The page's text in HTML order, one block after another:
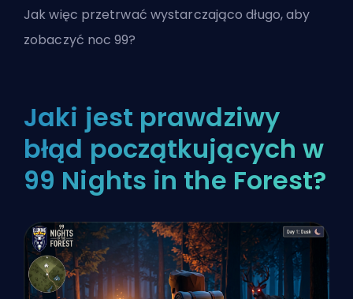
Jak więc przetrwać wystarczająco długo, aby
zobaczyć noc 99?
Jaki jest prawdziwy
błąd początkujących w
99 Nights in the Forest?